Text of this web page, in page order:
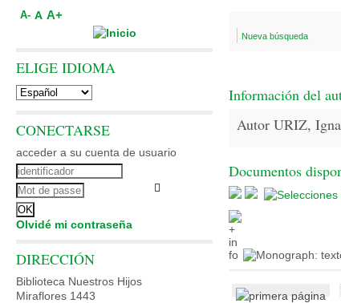
Nueva búsqueda
Información del
Autor URIZ,
Documentos
A- A A+
ELIGE IDIOMA
CONECTARSE
acceder a su cuenta de usuario
Olvidé mi contraseña
DIRECCIÓN
Biblioteca Nuestros Hijos
Miraflores 1443